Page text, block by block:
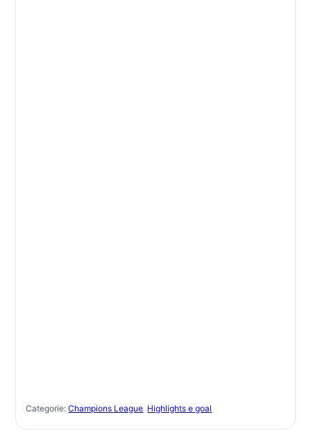
Categorie:Champions League Highlights e goal